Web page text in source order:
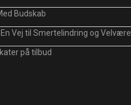
Budskab
Vej til Smertelindring og Velvære
på tilbud